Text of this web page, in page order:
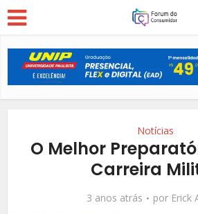
Notícias
O Melhor
Carreira
3 anos atrás por Erick